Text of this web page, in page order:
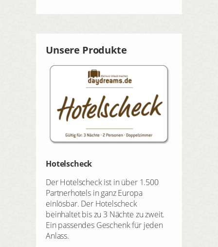
Unsere Produkte
Hotelscheck
Der Hotelscheck ist in über 1.500
Partnerhotels in ganz Europa
einlösbar. Der Hotelscheck
beinhaltet bis zu 3 Nächte zu zweit.
Ein passendes Geschenk für jeden
Anlass.